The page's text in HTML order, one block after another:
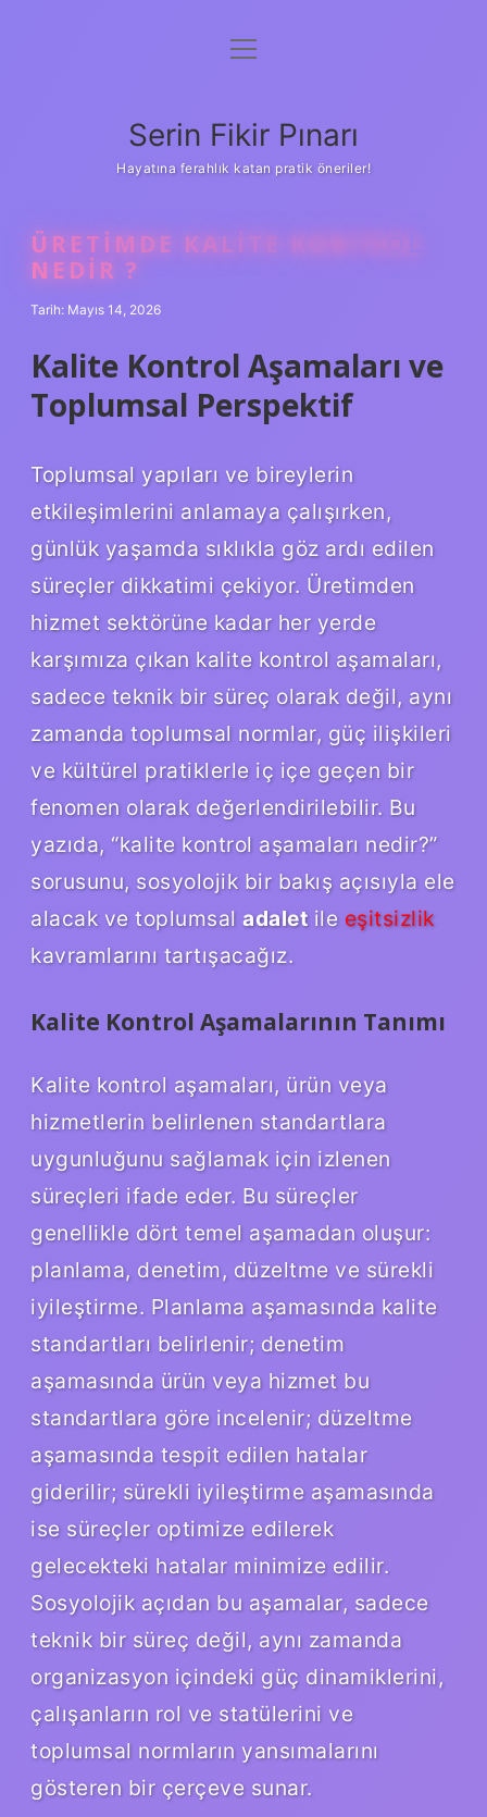
Gizlilik Politikası
Yasal Uyarı
menüyü
Serin Fikir Pınarı
Hayatına ferahlık katan pratik öneriler!
ÜRETIMDE KALITE KONTROL
NEDIR ?
Tarih: Mayıs 14, 2026
Kalite Kontrol Aşamaları ve
Toplumsal Perspektif
Toplumsal yapıları ve bireylerin
etkileşimlerini anlamaya çalışırken,
günlük yaşamda sıklıkla göz ardı edilen
süreçler dikkatimi çekiyor. Üretimden
hizmet sektörüne kadar her yerde
karşımıza çıkan kalite kontrol aşamaları,
sadece teknik bir süreç olarak değil, aynı
zamanda toplumsal normlar, güç ilişkileri
ve kültürel pratiklerle iç içe geçen bir
fenomen olarak değerlendirilebilir. Bu
yazıda, “kalite kontrol aşamaları nedir?”
sorusunu, sosyolojik bir bakış açısıyla ele
alacak ve toplumsal adaletile eşitsizlik
kavramlarını tartışacağız.
Kalite Kontrol Aşamalarının Tanımı
Kalite kontrol aşamaları, ürün veya
hizmetlerin belirlenen standartlara
uygunluğunu sağlamak için izlenen
süreçleri ifade eder. Bu süreçler
genellikle dört temel aşamadan oluşur:
planlama, denetim, düzeltme ve sürekli
iyileştirme. Planlama aşamasında kalite
standartları belirlenir; denetim
aşamasında ürün veya hizmet bu
standartlara göre incelenir; düzeltme
aşamasında tespit edilen hatalar
giderilir; sürekli iyileştirme aşamasında
ise süreçler optimize edilerek
gelecekteki hatalar minimize edilir.
Sosyolojik açıdan bu aşamalar, sadece
teknik bir süreç değil, aynı zamanda
organizasyon içindeki güç dinamiklerini,
çalışanların rol ve statülerini ve
toplumsal normların yansımalarını
gösteren bir çerçeve sunar.